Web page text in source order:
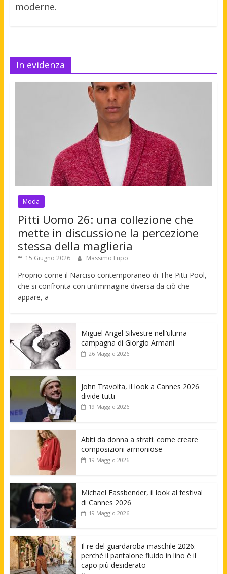
moderne.
In evidenza
Moda
Pitti Uomo 26: una collezione che
mette in discussione la percezione
stessa della maglieria
15 Giugno 2026 Massimo Lupo
Proprio come il Narciso contemporaneo di The Pitti Pool,
che si confronta con un’immagine diversa da ciò che
appare, a
Miguel Angel Silvestre nell’ultima
campagna di Giorgio Armani
26 Maggio 2026
John Travolta, il look a Cannes 2026
divide tutti
19 Maggio 2026
Abiti da donna a strati: come creare
composizioni armoniose
19 Maggio 2026
Michael Fassbender, il look al festival
di Cannes 2026
19 Maggio 2026
Il re del guardaroba maschile 2026:
perché il pantalone fluido in lino è il
capo più desiderato